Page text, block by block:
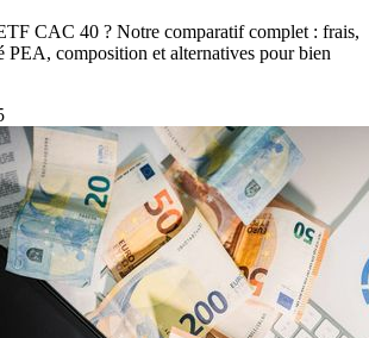
CAC 40 ? Notre comparatif complet : frais,
PEA, composition et alternatives pour bien